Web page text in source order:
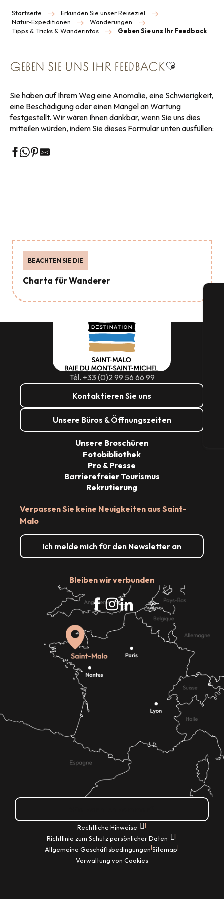
Startseite
Erkunden Sie unser Reiseziel
Natur-Expeditionen
Wanderungen
Tipps & Tricks & Wanderinfos
Geben Sie uns Ihr Feedback
GEBEN SIE UNS IHR FEEDBACKAjouter aux
Sie haben auf Ihrem Weg eine Anomalie, eine Schwierigkeit,
eine Beschädigung oder einen Mangel an Wartung
festgestellt. Wir wären Ihnen dankbar, wenn Sie uns dies
mitteilen würden, indem Sie dieses Formular unten ausfüllen:
BEACHTEN SIE DIE
Charta für Wanderer
Tél. +33 (0)2 99 56 66 99
Kontaktieren Sie uns
Unsere Büros & Öffnungszeiten
Verpassen Sie keine Neuigkeiten aus Saint-
Malo
Ich melde mich für den Newsletter an
Bleiben wir verbunden
Unsere Broschüren
Fotobibliothek
Pro & Presse
Barrierefreier Tourismus
Rekrutierung
Rechtliche Hinweise |
Richtlinie zum Schutz persönlicher Daten |
Allgemeine Geschäftsbedingungen|Sitemap|
Verwaltung von Cookies